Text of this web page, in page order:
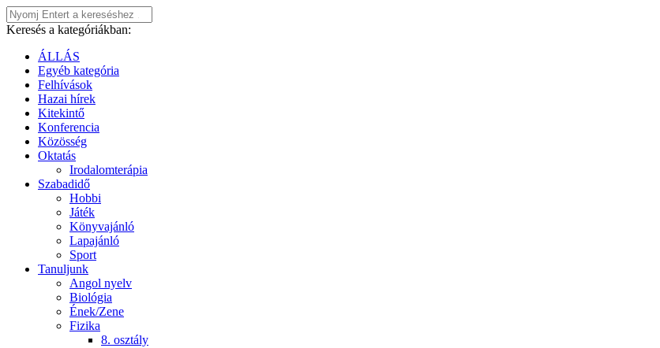
Keresés a kategóriákban:
ÁLLÁS
Egyéb kategória
Felhívások
Hazai hírek
Kitekintő
Konferencia
Közösség
Oktatás
Irodalomterápia
Szabadidő
Hobbi
Játék
Könyvajánló
Lapajánló
Sport
Tanuljunk
Angol nyelv
Biológia
Ének/Zene
Fizika
8. osztály